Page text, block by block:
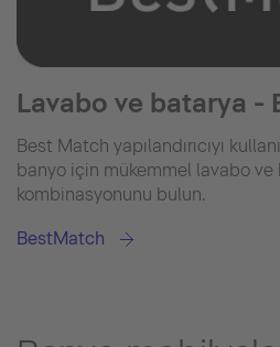
Lavabo ve batarya -
Best Match yapılandırıcıyı
banyo için mükemmel lavabo ve
kombinasyonunu bulun.
BestMatch